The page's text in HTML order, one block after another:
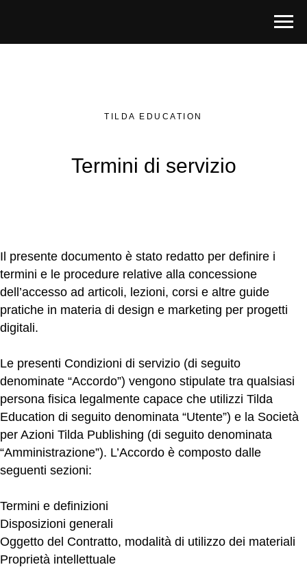
TILDA EDUCATION
Termini di servizio
Il presente documento è stato redatto per definire i
termini e le procedure relative alla concessione
dell’accesso ad articoli, lezioni, corsi e altre guide
pratiche in materia di design e marketing per progetti
digitali.
Le presenti Condizioni di servizio (di seguito
denominate “Accordo”) vengono stipulate tra qualsiasi
persona fisica legalmente capace che utilizzi Tilda
Education di seguito denominata “Utente”) e la Società
per Azioni Tilda Publishing (di seguito denominata
“Amministrazione”). L’Accordo è composto dalle
seguenti sezioni:
Termini e definizioni
Disposizioni generali
Oggetto del Contratto, modalità di utilizzo dei materiali
Proprietà intellettuale